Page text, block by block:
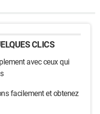
CLICS
avec ceux qui
facilement et obtenez